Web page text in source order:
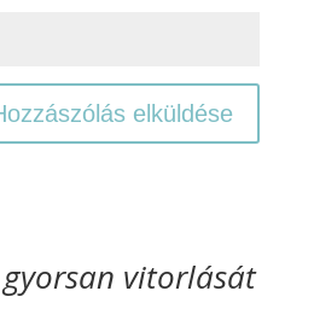
vitorlását